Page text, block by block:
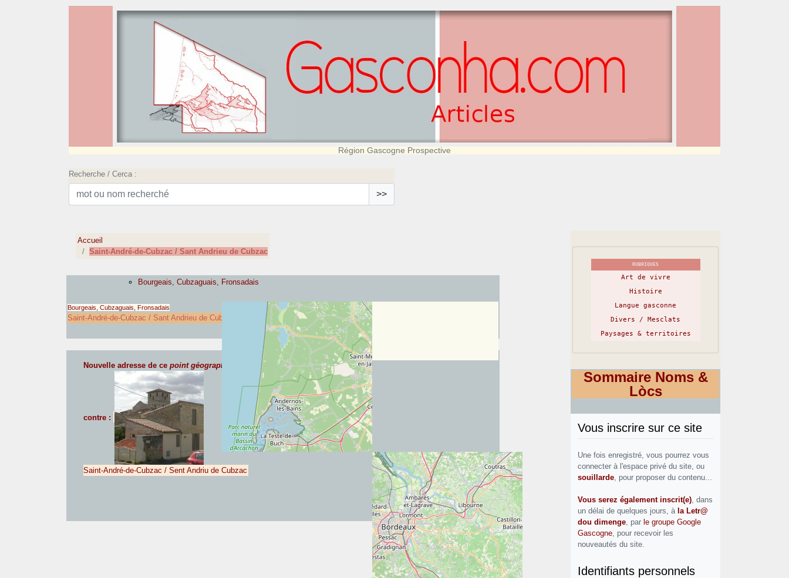
Région Gascogne Prospective
Recherche / Cerca :
>>
Accueil
Saint-André-de-Cubzac / Sant Andrieu de Cubzac
Bourgeais, Cubzaguais, Fronsadais
Bourgeais, Cubzaguais, Fronsadais
Saint-André-de-Cubzac / Sant Andrieu de Cubzac
Nouvelle adresse de cepoint géographique communal , cliquez ci-
contre :
Saint-André-de-Cubzac / Sent Andriu de Cubzac
RUBRIQUES
Art de vivre
Histoire
Langue gasconne
Divers / Mesclats
Paysages & territoires
Sommaire Noms &
Lòcs
Vous inscrire sur ce site
Une fois enregistré, vous pourrez vous
connecter à l'espace privé du site, ou
souillarde , pour proposer du contenu...
Vous serez également inscrit(e), dans
un délai de quelques jours, à la Letr@
dou dimenge, par le groupe Google
Gascogne, pour recevoir les
nouveautés du site.
Identifiants personnels